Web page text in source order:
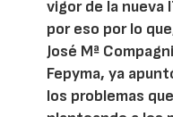
vigor de la nueva
por eso por lo
José Mª
Fepyma, ya
los problemas